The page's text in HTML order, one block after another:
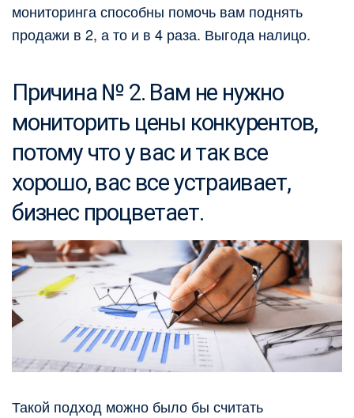
мониторинга способны помочь вам поднять
продажи в 2, а то и в 4 раза. Выгода налицо.
Причина № 2. Вам не нужно
мониторить цены конкурентов,
потому что у вас и так все
хорошо, вас все устраивает,
бизнес процветает.
Такой подход можно было бы считать